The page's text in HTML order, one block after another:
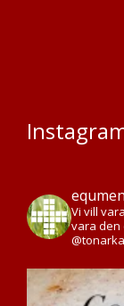
Vi vill
vara den